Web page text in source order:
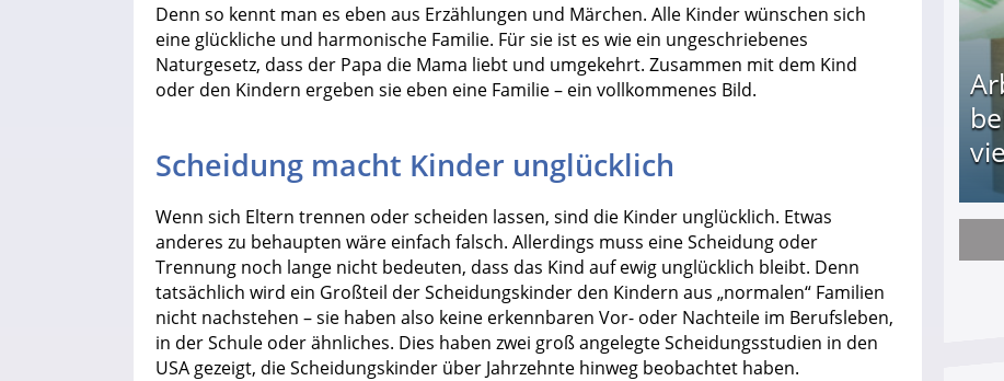
Denn so kennt man es eben aus Erzählungen und Märchen. Alle Kinder wünschen sich
eine glückliche und harmonische Familie. Für sie ist es wie ein ungeschriebenes
Naturgesetz, dass der Papa die Mama liebt und umgekehrt. Zusammen mit dem Kind
oder den Kindern ergeben sie eben eine Familie – ein vollkommenes Bild.
Scheidung macht Kinder unglücklich
Wenn sich Eltern trennen oder scheiden lassen, sind die Kinder unglücklich. Etwas
anderes zu behaupten wäre einfach falsch. Allerdings muss eine Scheidung oder
Trennung noch lange nicht bedeuten, dass das Kind auf ewig unglücklich bleibt. Denn
tatsächlich wird ein Großteil der Scheidungskinder den Kindern aus „normalen“ Familien
nicht nachstehen – sie haben also keine erkennbaren Vor- oder Nachteile im Berufsleben,
in der Schule oder ähnliches. Dies haben zwei groß angelegte Scheidungsstudien in den
USA gezeigt, die Scheidungskinder über Jahrzehnte hinweg beobachtet haben.
Arbeitslosengeld: Wofür bekommt man es und